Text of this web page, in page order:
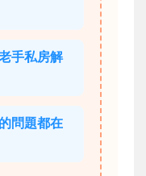
手私房解
問題都在